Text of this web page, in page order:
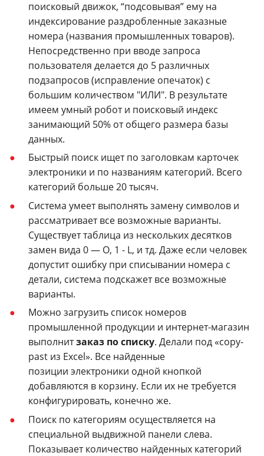
поисковый движок, “подсовывая” ему на
индексирование раздробленные заказные
номера (названия промышленных товаров).
Непосредственно при вводе запроса
пользователя делается до 5 различных
подзапросов (исправление опечаток) с
большим количеством "ИЛИ". В результате
имеем умный робот и поисковый индекс
занимающий 50% от общего размера базы
данных.
Быстрый поиск ищет по заголовкам карточек
электроники и по названиям категорий. Всего
категорий больше 20 тысяч.
Система умеет выполнять замену символов и
рассматривает все возможные варианты.
Существует таблица из нескольких десятков
замен вида 0 — O, 1 - L, и тд. Даже если человек
допустит ошибку при списывании номера с
детали, система подскажет все возможные
варианты.
Можно загрузить список номеров
промышленной продукции и интернет-магазин
выполнитзаказ по списку. Делали под «copy-
past из Excel». Все найденные
позиции электроники одной кнопкой
добавляются в корзину. Если их не требуется
конфигурировать, конечно же.
Поиск по категориям осуществляется на
специальной выдвижной панели слева.
Показывает количество найденных категорий